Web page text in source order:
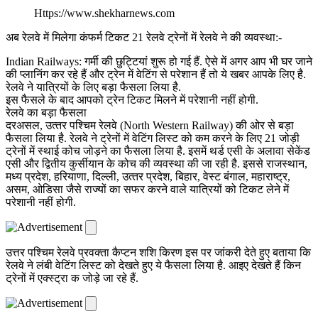
Https://www.shekharnews.com
अब रेलवे में मिलेगा कंफर्म टिकट 21 रेलवे ट्रेनों में रेलवे ने की व्यवस्था:-
Indian Railways: गर्मी की छुट्टियां शुरू हो गई हैं. ऐसे में अगर आप भी घर जाने
की प्लानिंग कर रहे हैं और ट्रेन में वेटिंग से परेशान हैं तो ये खबर आपके लिए है.
रेलवे ने यात्रियों के लिए बड़ा फैसला लिया है.
इस फैसले के बाद आपको ट्रेन टिकट मिलने में परेशानी नहीं होगी.
रेलवे का बड़ा फैसला
दरअसल, उत्‍तर पश्च‍िम रेलवे (North Western Railway) की ओर से बड़ा
फैसला ल‍िया है. रेलवे ने ट्रेनों में वेट‍िंग ल‍िस्‍ट को कम करने के ल‍िए 21 जोड़ी
ट्रेनों में स्‍थाई कोच जोड़ने का फैसला ल‍िया है. इसमें थर्ड एसी के अलावा सेकेंड
एसी और द्व‍ितीय कुर्सीयान के कोच की व्‍यवस्‍था की जा रही है. इससे राजस्‍थान,
मध्‍य प्रदेश, हर‍ियाणा, द‍िल्ली, उत्‍तर प्रदेश, ब‍िहार, वेस्‍ट बंगाल, महाराष्‍ट्र,
असम, ओड‍िसा जैसे राज्‍यों का सफर करने वाले यात्र‍ियों को टिकट लेने में
परेशानी नहीं होगी.
उत्तर पश्चिम रेलवे प्रवक्‍ता कैप्टन शशि किरण इस पर जांकरी देते हुए बताया कि
रेलवे ने लंबी वेटिंग लिस्ट को देखते हुए ये फैसला लिया है. आइए देखते हैं किन
ट्रेनों में एक्स्ट्रा क जोड़े जा रहे हैं.